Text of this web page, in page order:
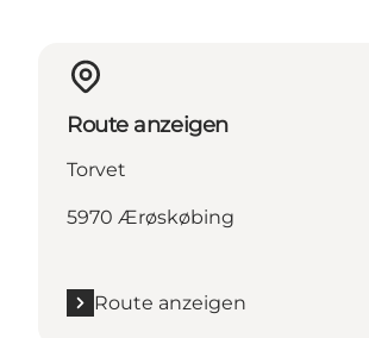
Route anzeigen
Torvet
5970 Ærøskøbing
Route anzeigen